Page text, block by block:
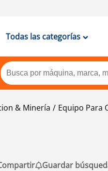
Todas las categorías
& Minería Equipo Para
Guardar